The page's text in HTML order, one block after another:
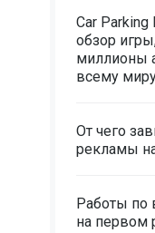
Car
обзор
миллионы
всему
От чего
рекламы
Работы по
на первом